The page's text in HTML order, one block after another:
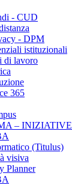
- CUD
- DPM
istituzionali
di lavoro
365
– INIZIATIVE
(Titulus)
visiva
Planner